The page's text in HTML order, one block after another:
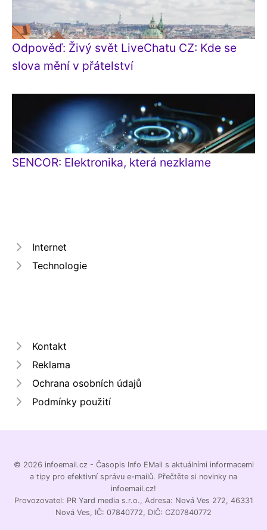
Odpověď: Živý svět LiveChatu CZ: Kde se
slova mění v přátelství
SENCOR: Elektronika, která nezklame
Internet
Technologie
Kontakt
Reklama
Ochrana osobních údajů
Podmínky použití
© 2026 infoemail.cz - Časopis Info EMail s aktuálními informacemi
a tipy pro efektivní správu e-mailů. Přečtěte si novinky na
infoemail.cz!
Provozovatel: PR Yard media s.r.o., Adresa: Nová Ves 272, 46331
Nová Ves, IČ: 07840772, DIČ: CZ07840772